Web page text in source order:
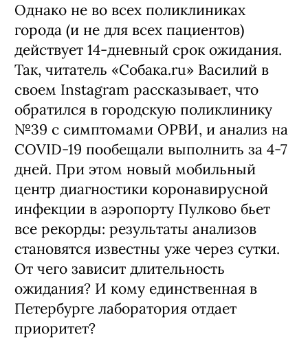
Однако не во всех поликлиниках
города (и не для всех пациентов)
действует 14-дневный срок ожидания.
Так, читатель «Собака.ru» Василий в
своем Instagram рассказывает, что
обратился в городскую поликлинику
№39 с симптомами ОРВИ, и анализ на
COVID-19 пообещали выполнить за 4-7
дней. При этом новый мобильный
центр диагностики коронавирусной
инфекции в аэропорту Пулково бьет
все рекорды: результаты анализов
становятся известны уже через сутки.
От чего зависит длительность
ожидания? И кому единственная в
Петербурге лаборатория отдает
приоритет?